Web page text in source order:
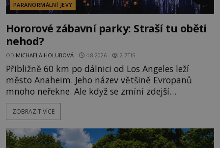
PARANORMÁLNÍ JEVY
Hororové zábavní parky: Straší tu oběti
nehod?
OD MICHAELA HOLUBOVÁ 4.8.2026 2.7TIS
Přibližně 60 km po dálnici od Los Angeles leží
město Anaheim. Jeho název většině Evropanů
mnoho neřekne. Ale když se zmíní zdejší
Disneyland, je hned jasno. Zábavní park vyroste na
poklidném místě bývalého sadu pomerančovníků.
kolem 17 000 000 zábavychtivých lidí ročně. A ač je
ZOBRAZIT VÍCE